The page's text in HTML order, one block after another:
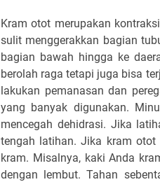
Kram otot merupakan
sulit menggerakkan bagian
bagian bawah hingga ke
berolah raga tetapi juga bisa
lakukan pemanasan dan
yang banyak digunakan.
mencegah dehidrasi. Jika
tengah latihan. Jika kram otot
kram. Misalnya, kaki Anda
dengan lembut. Tahan